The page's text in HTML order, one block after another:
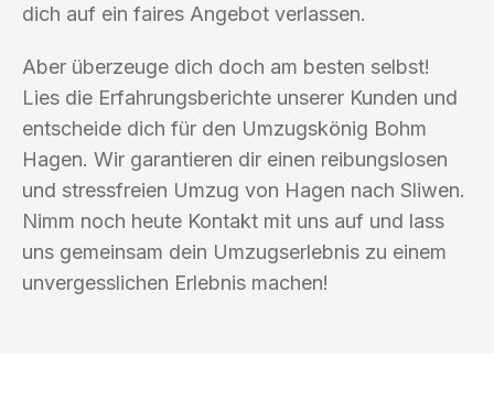
dich auf ein faires Angebot verlassen.
Aber überzeuge dich doch am besten selbst!
Lies die Erfahrungsberichte unserer Kunden und
entscheide dich für den Umzugskönig Bohm
Hagen. Wir garantieren dir einen reibungslosen
und stressfreien Umzug von Hagen nach Sliwen.
Nimm noch heute Kontakt mit uns auf und lass
uns gemeinsam dein Umzugserlebnis zu einem
unvergesslichen Erlebnis machen!